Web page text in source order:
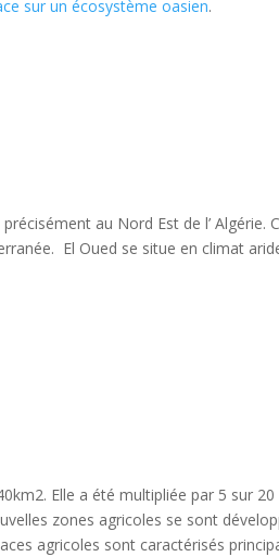
sur un écosystème oasien.
au Nord Est de l’ Algérie.
El Oued se situe en climat
Elle a été multipliée par 5 sur
zones agricoles se sont
agricoles sont caractérisés